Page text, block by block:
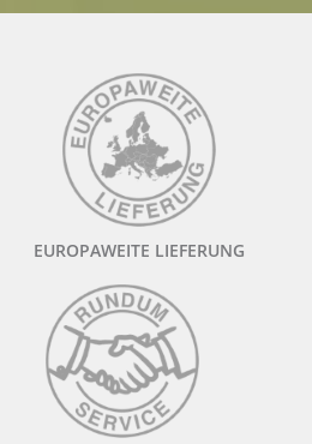
EUROPAWEITE LIEFERUNG